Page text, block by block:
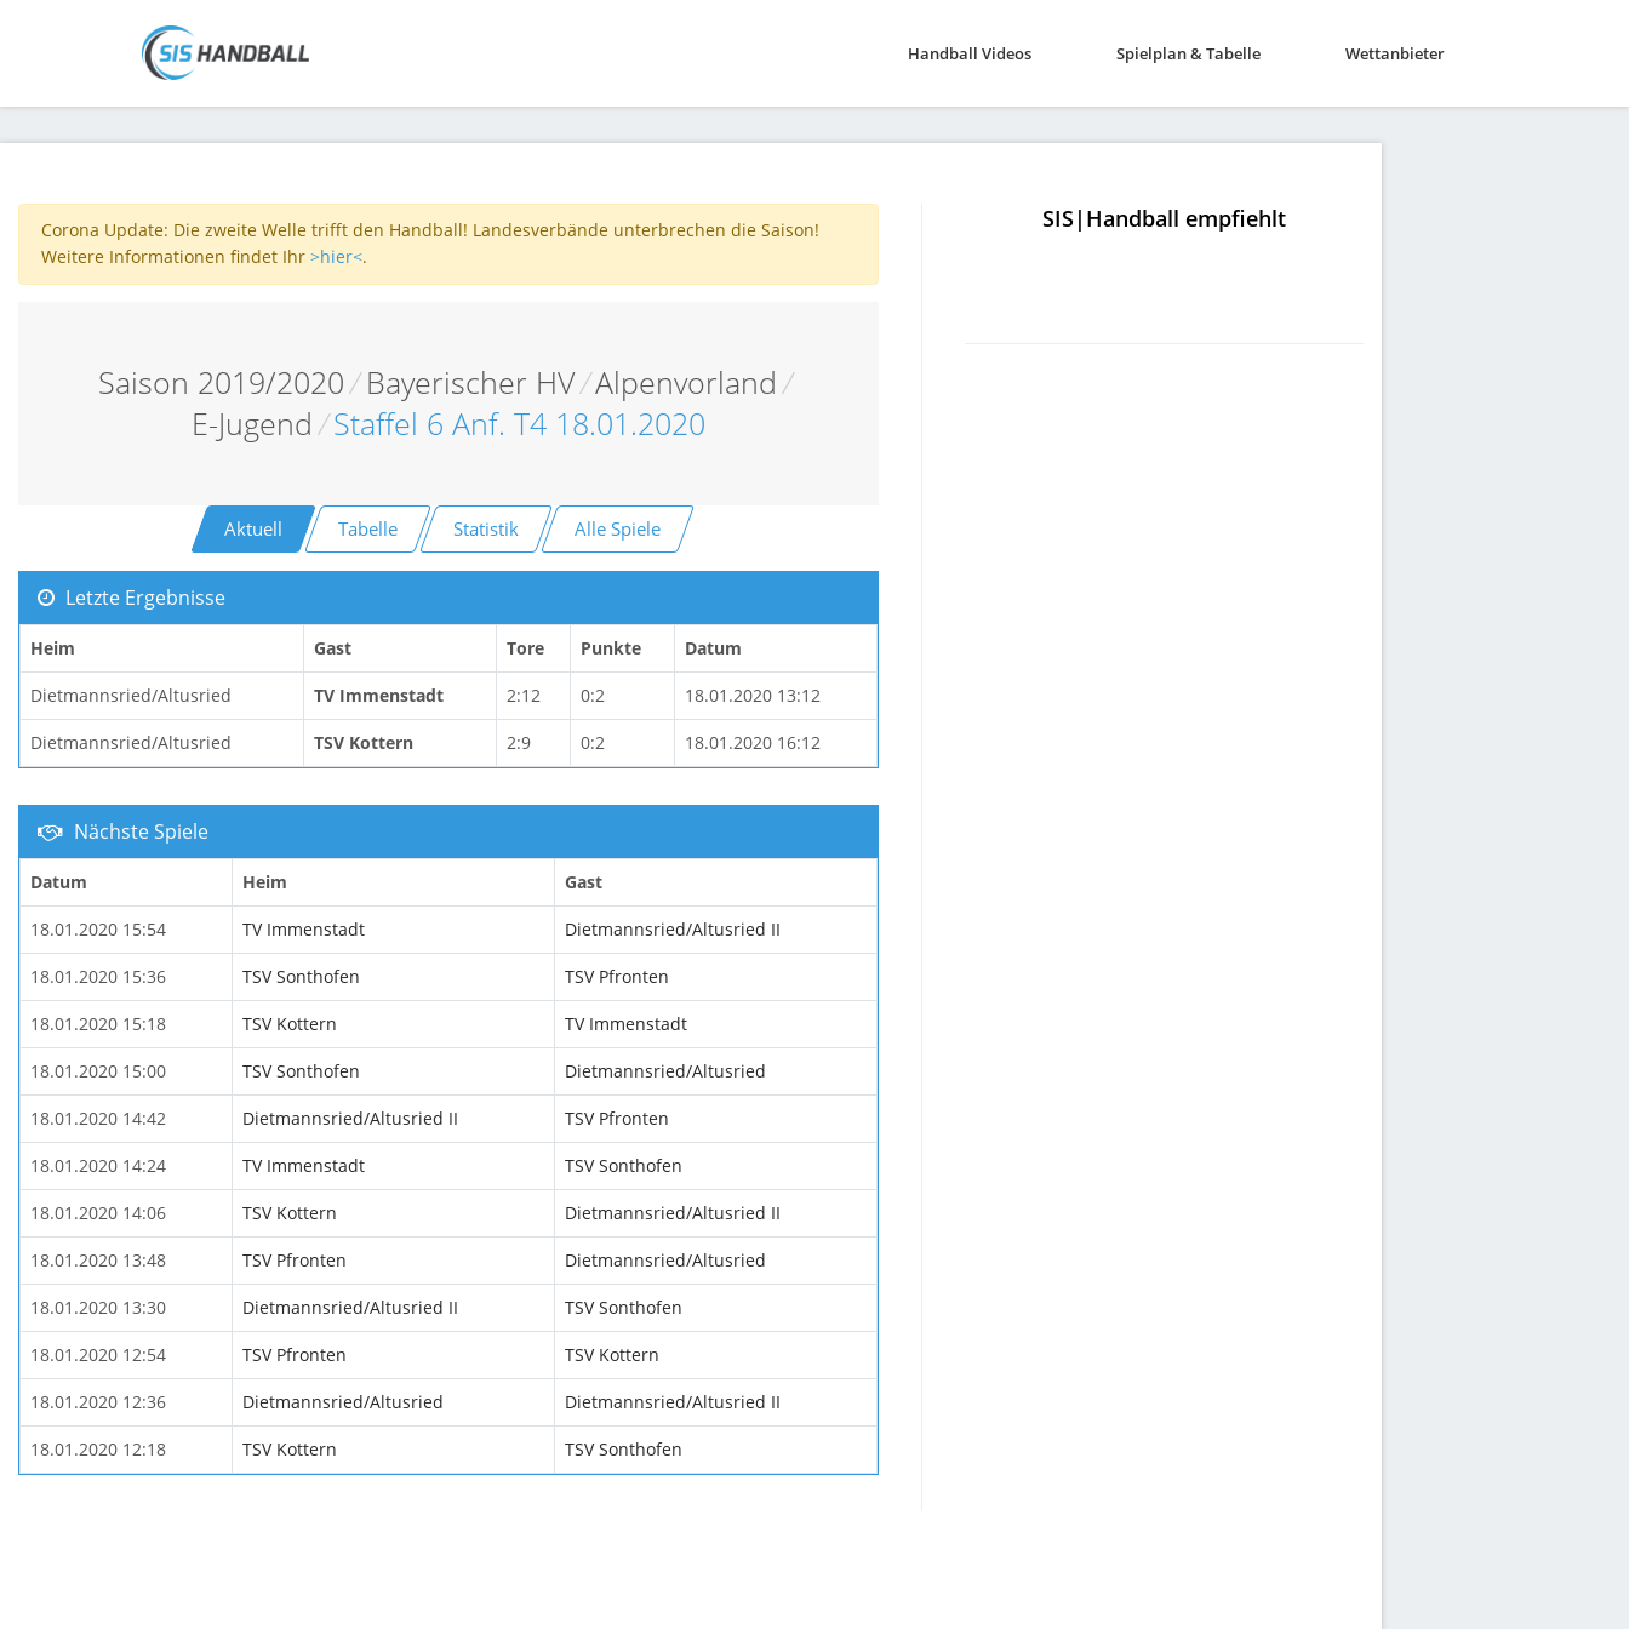
Handball Videos Spielplan & Tabelle Wettanbieter
Corona Update: Die zweite Welle trifft den Handball! Landesverbände unterbrechen die Saison!
Weitere Informationen findet Ihr >hier<.
Saison 2019/2020/ Bayerischer HV/Alpenvorland /
E-Jugend/Staffel 6 Anf. T4 18.01.2020
Aktuell Tabelle Statistik Alle Spiele
Letzte Ergebnisse
Heim Gast Tore Punkte Datum
Dietmannsried/Altusried TV Immenstadt 2:12 0:2 18.01.2020 13:12
Dietmannsried/Altusried TSV Kottern 2:9 0:2 18.01.2020 16:12
Nächste Spiele
Datum Heim Gast
18.01.2020 15:54 TV Immenstadt Dietmannsried/Altusried II
18.01.2020 15:36 TSV Sonthofen TSV Pfronten
18.01.2020 15:18 TSV Kottern TV Immenstadt
18.01.2020 15:00 TSV Sonthofen Dietmannsried/Altusried
18.01.2020 14:42 Dietmannsried/Altusried II TSV Pfronten
18.01.2020 14:24 TV Immenstadt TSV Sonthofen
18.01.2020 14:06 TSV Kottern Dietmannsried/Altusried II
18.01.2020 13:48 TSV Pfronten Dietmannsried/Altusried
18.01.2020 13:30 Dietmannsried/Altusried II TSV Sonthofen
18.01.2020 12:54 TSV Pfronten TSV Kottern
18.01.2020 12:36 Dietmannsried/Altusried Dietmannsried/Altusried II
18.01.2020 12:18 TSV Kottern TSV Sonthofen
SIS|Handball empfiehlt